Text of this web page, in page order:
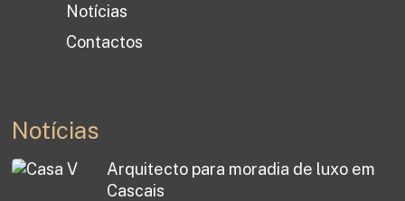
Notícias
Contactos
Notícias
Arquitecto para moradia de luxo em
Cascais